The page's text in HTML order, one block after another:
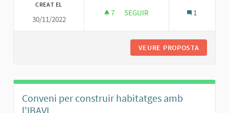
CREAT EL
30/11/2022
7 7 SEGUIDORES
SEGUIR 1
VEURE PROPOSTA
Conveni per construir habitatges amb
l'IBAVI